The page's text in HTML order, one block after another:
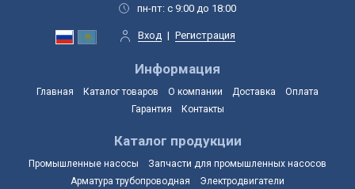
пн-пт: с 9:00 до 18:00
Вход | Регистрация
Информация
Главная Каталог товаров О компании Доставка
Оплата
Гарантия
Контакты
Каталог продукции
Промышленные насосы
Запчасти для промышленных насосов
Арматура трубопроводная
Электродвигатели